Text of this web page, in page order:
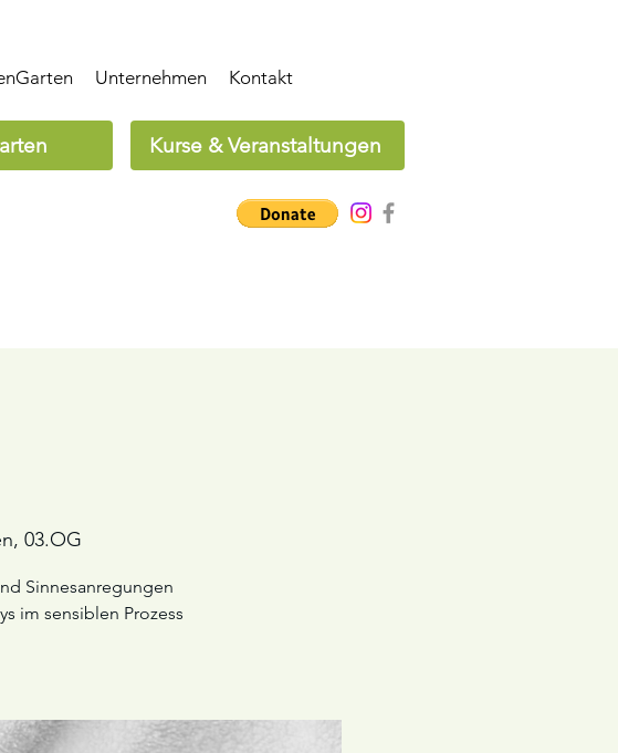
Unternehmen Kontakt
Kurse & Veranstaltungen
03.OG
Sinnesanregungen
im sensiblen Prozess